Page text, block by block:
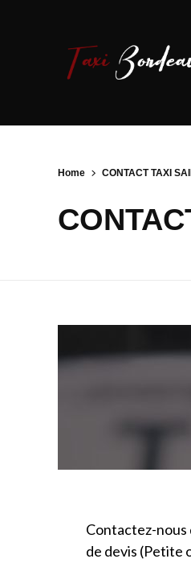
Home CONTACT TAXI
Contactez-nous
de devis (Petite